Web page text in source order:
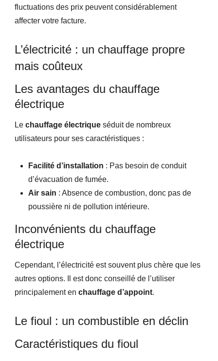
fluctuations des prix peuvent considérablement
affecter votre facture.
L’électricité : un chauffage propre
mais coûteux
Les avantages du chauffage
électrique
Le chauffage électrique séduit de nombreux
utilisateurs pour ses caractéristiques :
Facilité d’installation : Pas besoin de conduit
d’évacuation de fumée.
Air sain : Absence de combustion, donc pas de
poussière ni de pollution intérieure.
Inconvénients du chauffage
électrique
Cependant, l’électricité est souvent plus chère que les
autres options. Il est donc conseillé de l’utiliser
principalement en chauffage d’appoint.
Le fioul : un combustible en déclin
Caractéristiques du fioul